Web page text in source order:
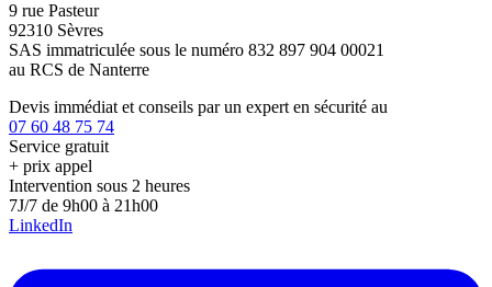
9 rue Pasteur
92310 Sèvres
SAS immatriculée sous le numéro 832 897 904 00021
au RCS de Nanterre
Devis immédiat et conseils par un expert en sécurité au
07 60 48 75 74
Service gratuit
+ prix appel
Intervention sous 2 heures
7J/7 de 9h00 à 21h00
LinkedIn